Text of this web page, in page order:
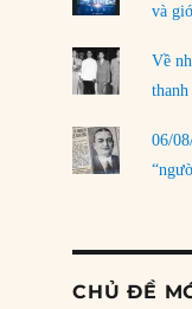
và
Về
06/
CHỦ ĐỀ